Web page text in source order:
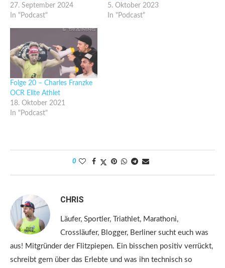
27. September 2024
In "Podcast"
5. Oktober 2023
In "Podcast"
Folge 20 – Charles Franzke
OCR Elite Athlet
18. Oktober 2021
In "Podcast"
0
CHRIS
Läufer, Sportler, Triathlet, Marathoni,
Crossläufer, Blogger, Berliner sucht euch was
aus! Mitgründer der Flitzpiepen. Ein bisschen positiv verrückt,
schreibt gern über das Erlebte und was ihn technisch so